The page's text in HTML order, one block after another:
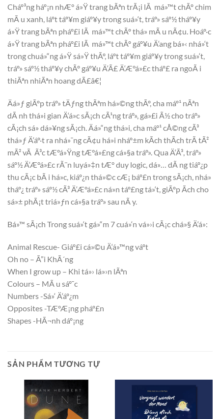
Cháº³ng háº¡n nhÆ° á»Ÿ trang bÃªn trÃ¡i lÃ má»™t chÃº chim
mÃ u xanh, láº­t táº¥m giáº¥y trong suá»‘t, tráº» sáº½ tháº¥y
á»Ÿ trang bÃªn pháº£i lÃ má»™t chÃº thá» mÃ u nÃ¢u. Hoáº·c
á»Ÿ trang bÃªn pháº£i lÃ má»™t chÃº gáº¥u Ä‘ang bá»‹ nhá»‘t
trong chuá»“ng á»Ÿ sá»Ÿ thÃº, láº­t táº¥m giáº¥y trong suá»‘t,
tráº» sáº½ tháº¥y chÃº gáº¥u Ä‘Ã£ Ä‘Æ°á»£c tháº£ ra ngoÃ i
thiÃªn nhiÃªn hoang dÃ£â€¦
Äá»ƒ giÃºp tráº» tÄƒng thÃªm há»©ng thÃº, cha máº¹ nÃªn
dÃ nh thá»i gian Ä‘á»c sÃ¡ch cÃ¹ng tráº», gá»£i Ã½ cho tráº»
cÃ¡ch sá»­ dá»¥ng sÃ¡ch. Äá»“ng thá»i, cha máº¹ cÅ©ng cÃ³
thá»ƒ Ä‘áº·t ra nhá»¯ng cÃ¢u há»i nháº±m kÃ­ch thÃ­ch trÃ­ tÃ²
mÃ² vÃ Ã³c tÆ°á»Ÿng tÆ°á»£ng cá»§a tráº». Qua Ä‘Ã³, tráº»
sáº½ Ä‘Æ°á»£c rÃ¨n luyá»‡n tÆ° duy logic, dá»… dÃ ng tiáº¿p
thu cÃ¡c bÃ i há»c, kiáº¿n thá»©c cÆ¡ báº£n trong sÃ¡ch, nhá»
tháº¿ tráº» sáº½ cÃ³ Ä‘Æ°á»£c ná»n táº£ng tá»‘t, giÃºp Ã­ch cho
sá»± phÃ¡t triá»ƒn cá»§a tráº» sau nÃ y.
Bá»™ sÃ¡ch Trong suá»‘t gá»“m 7 cuá»‘n vá»›i cÃ¡c chá»§ Ä‘á»:
Animal Rescue- Giáº£i cá»©u Ä‘á»™ng váº­t
Oh no – Ã”i KhÃ´ng
When I grow up – Khi tá»› lá»›n lÃªn
Colours – MÃ u sáº¯c
Numbers -Sá»‘ Ä‘áº¿m
Opposites -TÆ°Æ¡ng pháº£n
Shapes -HÃ¬nh dáº¡ng
SẢN PHẨM TƯƠNG TỰ